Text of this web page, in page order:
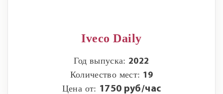
Iveco Daily
Год выпуска: 2022
Количество мест: 19
Цена от: 1750 руб/час